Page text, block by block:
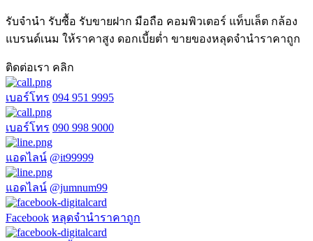
รับจำนำ รับซื้อ รับขายฝาก มือถือ คอมพิวเตอร์ แท็บเล็ต กล้อง
แบรนด์เนม ให้ราคาสูง ดอกเบี้ยต่ำ ขายของหลุดจำนำราคาถูก
ติดต่อเรา คลิก
เบอร์โทร 094 951 9995
เบอร์โทร 090 998 9000
แอดไลน์ @it99999
แอดไลน์ @jumnum99
Facebook หลุดจำนำราคาถูก